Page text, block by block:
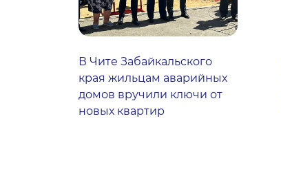
В Чите Забайкальского
края жильцам аварийных
домов вручили ключи от
новых квартир